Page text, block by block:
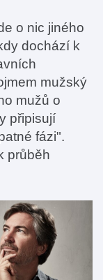
o nic jiného
dochází k
mužský
mužů o
připisují
fázi".
průběh